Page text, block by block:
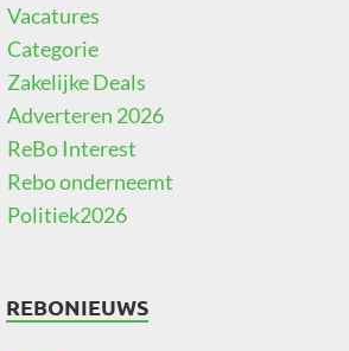
Vacatures
Categorie
Zakelijke Deals
Adverteren 2026
ReBo Interest
Rebo onderneemt
Politiek2026
REBONIEUWS